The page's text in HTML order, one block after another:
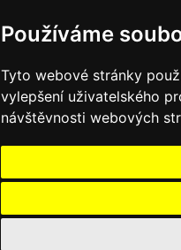
Používáme
Tyto webové stránky
vylepšení uživatelského
návštěvnosti webových